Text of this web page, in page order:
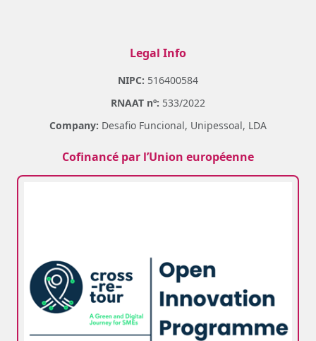
Legal Info
NIPC: 516400584
RNAAT nº: 533/2022
Company: Desafio Funcional, Unipessoal, LDA
Cofinancé par l’Union européenne